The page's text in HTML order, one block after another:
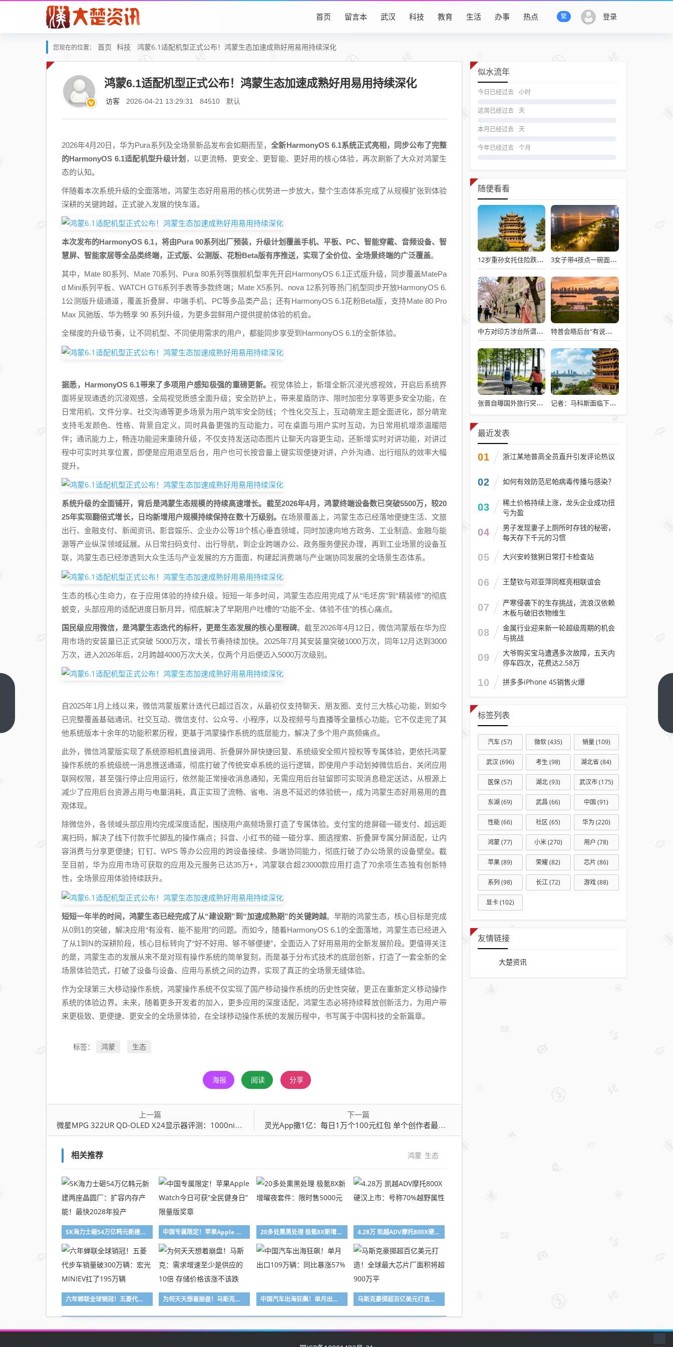
登录
繁
首页 留言本 武汉 科技 教育 生活 办事 热点
您现在的位置： 首页 科技 鸿蒙6.1适配机型正式公布！鸿蒙生态加速成熟好用易用持续深化
鸿蒙6.1适配机型正式公布！鸿蒙生态加速成熟好用易用持续深化
访客 2026-04-21 13:29:31 84510 默认
2026年4月20日，华为Pura系列及全场景新品发布会如期而至，全新HarmonyOS 6.1系统正式亮相，同步公布了完整
的HarmonyOS 6.1适配机型升级计划 ，以更流畅、更安全、更智能、更好用的核心体验，再次刷新了大众对鸿蒙生
态的认知。
伴随着本次系统升级的全面落地，鸿蒙生态好用易用的核心优势进一步放大，整个生态体系完成了从规模扩张到体验
深耕的关键跨越，正式驶入发展的快车道。
本次发布的HarmonyOS 6.1，将由Pura 90系列出厂预装，升级计划覆盖手机、平板、PC、智能穿戴、音频设备、智
慧屏、智能家居等全品类终端，正式版、公测版、花粉Beta版有序推送，实现了全价位、全场景终端的广泛覆盖。
其中，Mate 80系列、Mate 70系列、Pura 80系列等旗舰机型率先开启HarmonyOS 6.1正式版升级，同步覆盖MatePa
d Mini系列平板、WATCH GT6系列手表等多款终端；Mate X5系列、nova 12系列等热门机型同步开放HarmonyOS 6.
1公测版升级通道，覆盖折叠屏、中端手机、PC等多品类产品；还有HarmonyOS 6.1花粉Beta版，支持Mate 80 Pro
Max 风驰版、华为畅享 90 系列升级，为更多尝鲜用户提供提前体验的机会。
全梯度的升级节奏，让不同机型、不同使用需求的用户，都能同步享受到HarmonyOS 6.1的全新体验。
据悉，HarmonyOS 6.1带来了多项用户感知极强的重磅更新。视觉体验上，新增全新沉浸光感视效，开启后系统界
面将呈现通透的沉浸观感，全局视觉质感全面升级；安全防护上，带来星盾防诈、限时加密分享等更多安全功能，在
日常用机、文件分享、社交沟通等更多场景为用户筑牢安全防线；个性化交互上，互动萌宠主题全面进化，部分萌宠
支持毛发颜色、性格、背景自定义，同时具备更强的互动能力，可在桌面与用户实时互动，为日常用机增添温暖陪
伴；通讯能力上，畅连功能迎来重磅升级，不仅支持发送动态图片让聊天内容更生动，还新增实时对讲功能，对讲过
程中可实时共享位置，即便是应用退至后台，用户也可长按音量上键实现便捷对讲，户外沟通、出行组队的效率大幅
提升。
系统升级的全面铺开，背后是鸿蒙生态规模的持续高速增长。 截至2026年4月，鸿蒙终端设备数已突破5500万，较20
25年实现翻倍式增长，日均新增用户规模持续保持在数十万级别。 在场景覆盖上，鸿蒙生态已经落地便捷生活、文旅
出行、金融支付、新闻资讯、影音娱乐、企业办公等18个核心垂直领域，同时加速向地方政务、工业制造、金融与能
源等产业纵深领域延展。从日常扫码支付、出行导航，到企业跨端办公、政务服务便民办理，再到工业场景的设备互
联，鸿蒙生态已经渗透到大众生活与产业发展的方方面面，构建起消费端与产业端协同发展的全场景生态体系。
生态的核心生命力，在于应用体验的持续升级。短短一年多时间，鸿蒙生态应用完成了从“毛坯房”到“精装修”的彻底
蜕变，头部应用的适配进度日新月异，彻底解决了早期用户吐槽的“功能不全、体验不佳”的核心痛点。
国民级应用微信，是鸿蒙生态迭代的标杆，更是生态发展的核心里程碑。截至2026年4月12日，微信鸿蒙版在华为应
用市场的安装量已正式突破 5000万次，增长节奏持续加快。2025年7月其安装量突破1000万次，同年12月达到3000
万次，进入2026年后，2月跨越4000万次大关，仅两个月后便迈入5000万次级别。
自2025年1月上线以来，微信鸿蒙版累计迭代已超过百次，从最初仅支持聊天、朋友圈、支付三大核心功能，到如今
已完整覆盖基础通讯、社交互动、微信支付、公众号、小程序，以及视频号与直播等全量核心功能。它不仅走完了其
他系统版本十余年的功能积累历程，更基于鸿蒙操作系统的底层能力，解决了多个用户高频痛点。
此外，微信鸿蒙版实现了系统原相机直接调用、折叠屏外屏快捷回复、系统级安全照片授权等专属体验，更依托鸿蒙
操作系统的系统级统一消息推送通道，彻底打破了传统安卓系统的运行逻辑，即使用户手动划掉微信后台、关闭应用
联网权限，甚至强行停止应用运行，依然能正常接收消息通知，无需应用后台驻留即可实现消息稳定送达，从根源上
减少了应用后台资源占用与电量消耗，真正实现了流畅、省电、消息不延迟的体验统一，成为鸿蒙生态好用易用的直
观体现。
除微信外，各领域头部应用均完成深度适配，围绕用户高频场景打造了专属体验。支付宝的熄屏碰一碰支付、超远距
离扫码，解决了线下付款手忙脚乱的操作痛点；抖音、小红书的碰一碰分享、圈选搜索、折叠屏专属分屏适配，让内
容消费与分享更便捷；钉钉、WPS 等办公应用的跨设备接续、多端协同能力，彻底打破了办公场景的设备壁垒。截
至目前，华为应用市场可获取的应用及元服务已达35万+，鸿蒙联合超23000款应用打造了70余项生态独有创新特
性，全场景应用体验持续跃升。
短短一年半的时间，鸿蒙生态已经完成了从“建设期”到“加速成熟期”的关键跨越。早期的鸿蒙生态，核心目标是完成
从0到1的突破，解决应用“有没有、能不能用”的问题。而如今，随着HarmonyOS 6.1的全面落地，鸿蒙生态已经进入
了从1到N的深耕阶段，核心目标转向了“好不好用、够不够便捷”，全面迈入了好用易用的全新发展阶段。更值得关注
的是，鸿蒙生态的发展从来不是对现有操作系统的简单复刻，而是基于分布式技术的底层创新，打造了一套全新的全
场景体验范式，打破了设备与设备、应用与系统之间的边界，实现了真正的全场景无缝体验。
作为全球第三大移动操作系统，鸿蒙操作系统不仅实现了国产移动操作系统的历史性突破，更正在重新定义移动操作
系统的体验边界。未来，随着更多开发者的加入，更多应用的深度适配，鸿蒙生态必将持续释放创新活力，为用户带
来更极致、更便捷、更安全的全场景体验，在全球移动操作系统的发展历程中，书写属于中国科技的全新篇章。
标签： 鸿蒙 生态
海报 阅读 分享
上一篇
微星MPG 322UR QD-OLED X24显示器评测：1000nits峰值亮度
下一篇
灵光App撒1亿：每日1万个100元红包 单个创作者最高可拿1万
相关推荐 鸿蒙 生态
SK海力士砸54万亿韩元新建两座晶圆厂：扩容内存产能！最快2028年投产 中国专属限定！苹果Apple Watch今日可获“全民健身日”限量版奖章 20多处熏黑处理 极氪8X新增曜夜套件：限时售5000元 4.28万 凯越ADV摩托800X硬汉上市：号称70%越野属性
六年蝉联全球销冠！五菱代步车销量破300万辆：宏光MINIEV扛了195万辆 为何天天想着崩盘！马斯克：需求增速至少是供应的10倍 存储价格该涨不该跌 中国汽车出海狂飙！单月出口109万辆：同比暴涨57% 马斯克豪掷超百亿美元打造！全球最大芯片厂面积将超900万平
似水流年
今日已经过去 小时
这周已经过去 天
本月已经过去 天
今年已经过去 个月
随便看看
12岁重孙女托住险跌倒的92岁太爷爷 3女子带4孩点一碗面多次免费续面
中方对印方涉台所谓“澄清”感到意外 特普会晤后台“有说有笑”愉快交流
张晋自曝国外旅行突发心脏病险丧命 记者：马科斯面临下台危机
最近发表
01 浙江某地普高全员直升引发评论热议
02 如何有效防范尼帕病毒传播与感染？
03
稀土价格持续上涨，龙头企业成功扭
亏为盈
04
男子发现妻子上厕所时存钱的秘密，
每天存下千元的习惯
05 大兴安岭猞猁日常打卡检查站
06 王楚钦与邓亚萍同框亮相联谊会
07
严寒侵袭下的生存挑战，流浪汉依赖
木板与破旧衣物维生
08
金属行业迎来新一轮超级周期的机会
与挑战
09
大爷购买宝马遭遇多次故障，五天内
停车四次，花费达2.58万
10 拼多多iPhone 4S销售火爆
标签列表
汽车(57) 微软(435) 销量(109)
武汉 (696) 考生 (98) 湖北省 (84)
医保(57) 湖北(93) 武汉市(175)
东湖 (69) 武昌 (66) 中国 (91)
性能(66) 社区 (65) 华为 (220)
鸿蒙(77) 小米(270) 用户 (78)
苹果(89) 荣耀(82) 芯片 (86)
系列 (98) 长江(72) 游戏(88)
显卡(102)
友情链接
大楚资讯